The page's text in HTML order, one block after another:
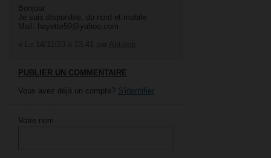
Bonjour
Je suis disponible, du nord et mobile
Mail: hayette59@yahoo.com
»
PUBLIER UN COMMENTAIRE
Vous avez déjà un compte? S'identifier
Votre nom